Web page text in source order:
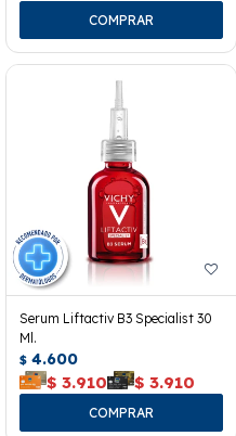
Serum Liftactiv B3 Specialist 30
Ml.
$ 4.600
$ 3.910 $ 3.910